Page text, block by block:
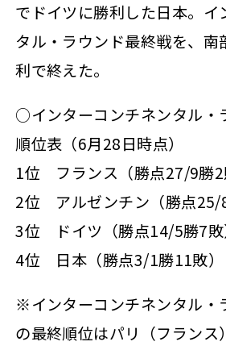
でドイツに勝利した日本。イ
タル・ラウンド最終戦を、南
利で終えた。
○インターコンチネンタル・
順位表（6月28日時点）
1位 フランス（勝点27/9勝
2位 アルゼンチン（勝点
3位 ドイツ（勝点14/5勝7敗
4位 日本（勝点3/1勝11敗）
※インターコンチネンタル・
の最終順位はパリ（フランス